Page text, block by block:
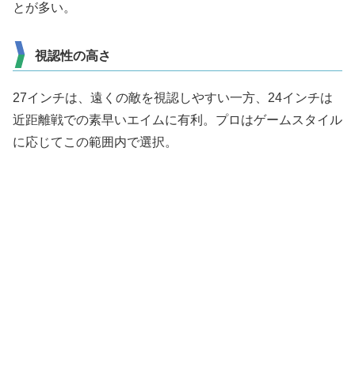
とが多い。
視認性の高さ
27インチは、遠くの敵を視認しやすい一方、24インチは
近距離戦での素早いエイムに有利。プロはゲームスタイル
に応じてこの範囲内で選択。